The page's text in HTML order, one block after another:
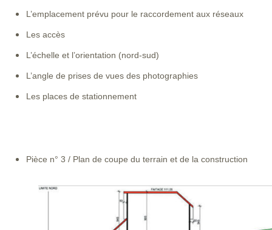
L’emplacement prévu pour le raccordement aux réseaux
Les accès
L’échelle et l’orientation (nord-sud)
L’angle de prises de vues des photographies
Les places de stationnement
Pièce n° 3 / Plan de coupe du terrain et de la construction